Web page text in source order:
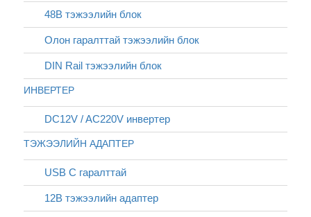
48В тэжээлийн блок
Олон гаралттай тэжээлийн блок
DIN Rail тэжээлийн блок
ИНВЕРТЕР
DC12V / AC220V инвертер
ТЭЖЭЭЛИЙН АДАПТЕР
USB C гаралттай
12В тэжээлийн адаптер